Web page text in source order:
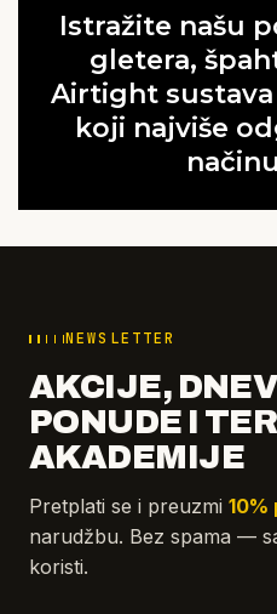
Istražite našu
gletera,
Airtight
koji najviše
NEWSLETTER
AKCIJE,
PONUDE I
AKADEMIJE
Pretplati se i preuzmi 10%
narudžbu. Bez spama —
koristi.